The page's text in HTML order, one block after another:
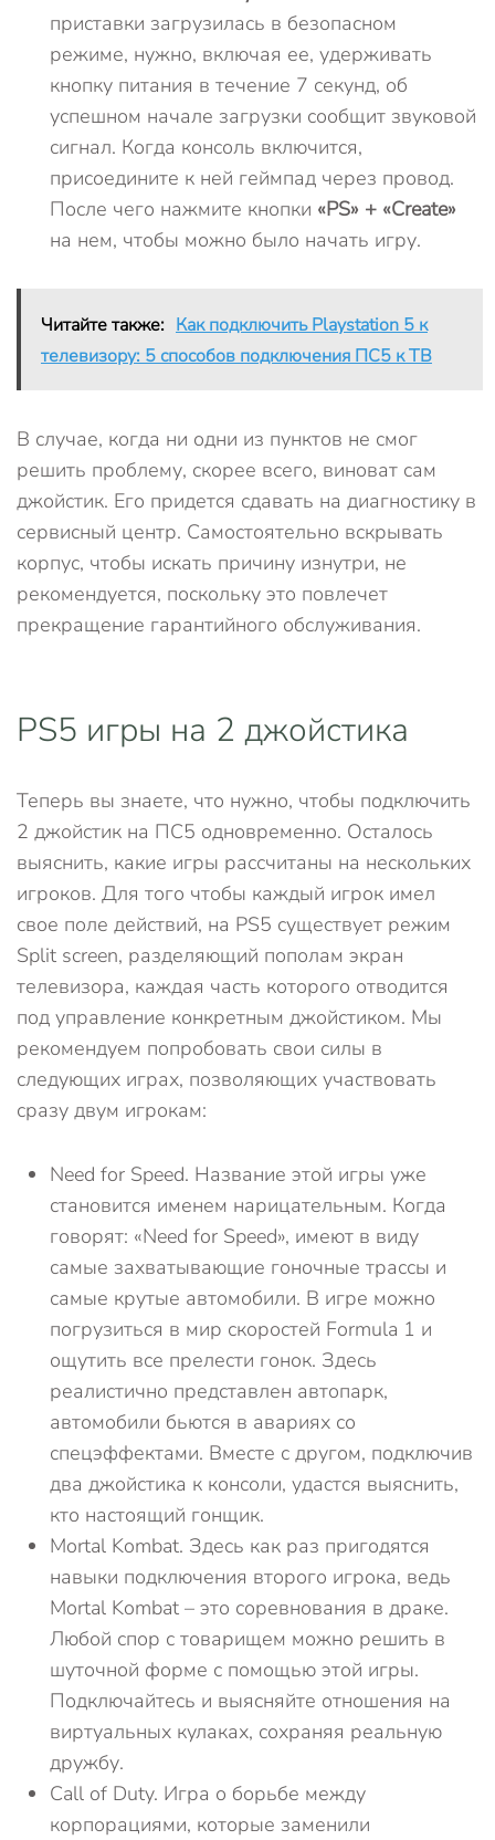
приставки загрузилась в безопасном
режиме, нужно, включая ее, удерживать
кнопку питания в течение 7 секунд, об
успешном начале загрузки сообщит звуковой
сигнал. Когда консоль включится,
присоедините к ней геймпад через провод.
После чего нажмите кнопки «PS» + «Create»
на нем, чтобы можно было начать игру.
Читайте также: Как подключить Playstation 5 к
телевизору: 5 способов подключения ПС5 к ТВ
В случае, когда ни одни из пунктов не смог
решить проблему, скорее всего, виноват сам
джойстик. Его придется сдавать на диагностику в
сервисный центр. Самостоятельно вскрывать
корпус, чтобы искать причину изнутри, не
рекомендуется, поскольку это повлечет
прекращение гарантийного обслуживания.
PS5 игры на 2 джойстика
Теперь вы знаете, что нужно, чтобы подключить
2 джойстик на ПС5 одновременно. Осталось
выяснить, какие игры рассчитаны на нескольких
игроков. Для того чтобы каждый игрок имел
свое поле действий, на PS5 существует режим
Split screen, разделяющий пополам экран
телевизора, каждая часть которого отводится
под управление конкретным джойстиком. Мы
рекомендуем попробовать свои силы в
следующих играх, позволяющих участвовать
сразу двум игрокам:
Need for Speed. Название этой игры уже
становится именем нарицательным. Когда
говорят: «Need for Speed», имеют в виду
самые захватывающие гоночные трассы и
самые крутые автомобили. В игре можно
погрузиться в мир скоростей Formula 1 и
ощутить все прелести гонок. Здесь
реалистично представлен автопарк,
автомобили бьются в авариях со
спецэффектами. Вместе с другом, подключив
два джойстика к консоли, удастся выяснить,
кто настоящий гонщик.
Mortal Kombat. Здесь как раз пригодятся
навыки подключения второго игрока, ведь
Mortal Kombat – это соревнования в драке.
Любой спор с товарищем можно решить в
шуточной форме с помощью этой игры.
Подключайтесь и выясняйте отношения на
виртуальных кулаках, сохраняя реальную
дружбу.
Call of Duty. Игра о борьбе между
корпорациями, которые заменили